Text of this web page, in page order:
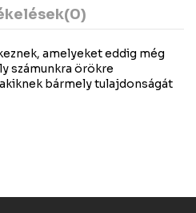
(0)
amelyeket eddig még
számunkra örökre
bármely tulajdonságát